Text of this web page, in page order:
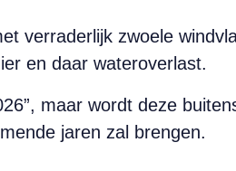
verraderlijk zwoele
en daar wateroverlast.
maar wordt deze
jaren zal brengen.